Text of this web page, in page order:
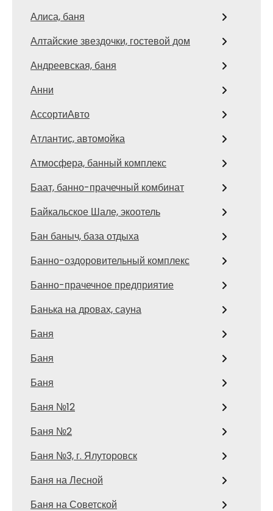
Алиса, баня
Алтайские звездочки, гостевой дом
Андреевская, баня
Анни
АссортиАвто
Атлантис, автомойка
Атмосфера, банный комплекс
Баат, банно-прачечный комбинат
Байкальское Шале, экоотель
Бан баныч, база отдыха
Банно-оздоровительный комплекс
Банно-прачечное предприятие
Банька на дровах, сауна
Баня
Баня
Баня
Баня №12
Баня №2
Баня №3, г. Ялуторовск
Баня на Лесной
Баня на Советской